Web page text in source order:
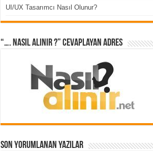
UI/UX Tasarımcı Nasıl Olunur?
“…. Nasıl Alınır ?” cevaplayan adres
Son Yorumlanan Yazılar